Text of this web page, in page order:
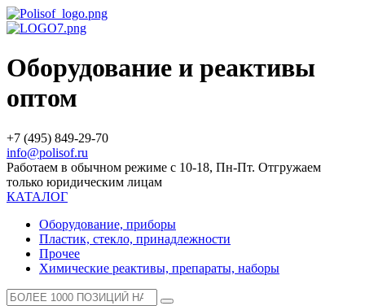
Оборудование и реактивы
оптом
+7 (495) 849-29-70
info@polisof.ru
Работаем в обычном режиме с 10-18, Пн-Пт. Отгружаем
только юридическим лицам
КАТАЛОГ
Оборудование, приборы
Пластик, стекло, принадлежности
Прочее
Химические реактивы, препараты, наборы